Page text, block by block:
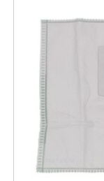
GOLDSTAR
GOLDSTAR
GOLDSTAR